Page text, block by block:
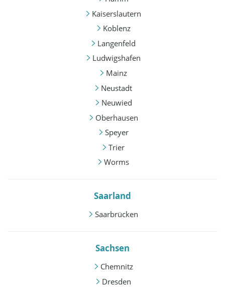
Kaiserslautern
Koblenz
Langenfeld
Ludwigshafen
Mainz
Neustadt
Neuwied
Oberhausen
Speyer
Trier
Worms
Saarland
Saarbrücken
Sachsen
Chemnitz
Dresden